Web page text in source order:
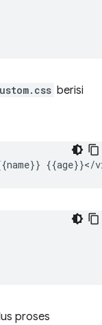
berisi
proses